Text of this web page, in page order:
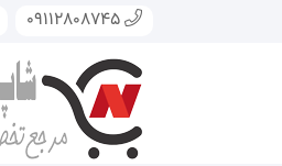
09112808745